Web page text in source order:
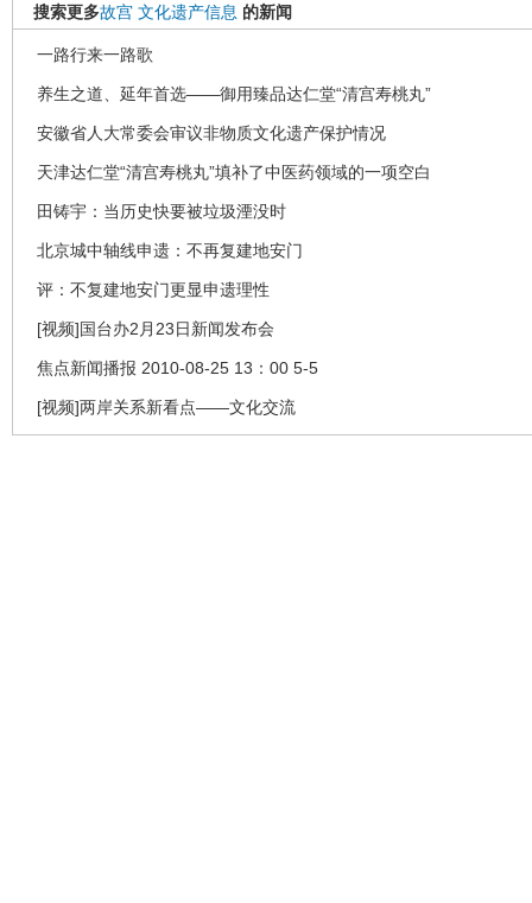
搜索更多故宫 文化遗产信息 的新闻
一路行来一路歌
养生之道、延年首选――御用臻品达仁堂“清宫寿桃丸”
安徽省人大常委会审议非物质文化遗产保护情况
天津达仁堂“清宫寿桃丸”填补了中医药领域的一项空白
田铸宇：当历史快要被垃圾湮没时
北京城中轴线申遗：不再复建地安门
评：不复建地安门更显申遗理性
[视频]国台办2月23日新闻发布会
焦点新闻播报 2010-08-25 13：00 5-5
[视频]两岸关系新看点——文化交流